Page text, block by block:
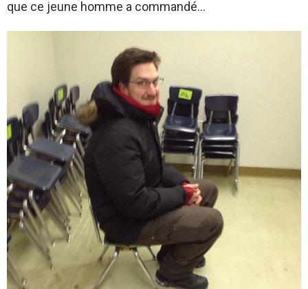
que ce jeune homme a commandé…